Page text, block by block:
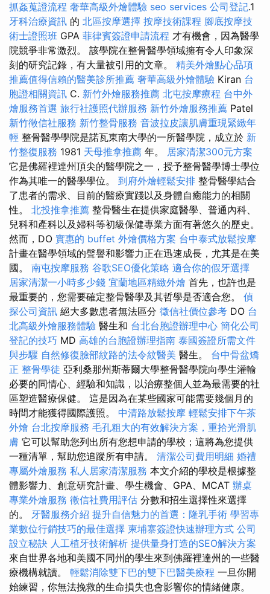
抓姦蒐證流程 奢華高級外燴體驗 seo services 公司登記.1
牙科治療資訊 的 北區按摩選擇 按摩技術課程 腳底按摩技
術士證照班 GPA 菲律賓簽證申請流程 才有機會，因為醫學
院競爭非常激烈。 該學院在整骨醫學領域擁有令人印象深
刻的研究記錄，有大量被引用的文章。 精美外燴點心品項
推薦值得信賴的醫美診所推薦 奢華高級外燴體驗 Kiran 台
胞證相關資訊 C. 新竹外燴服務推薦 北屯按摩療程 台中外
燴服務首選 旅行社護照代辦服務 新竹外燴服務推薦 Patel
新竹徵信社服務 新竹整骨服務 音波拉皮讓肌膚重現緊緻年
輕 整骨醫學學院是諾瓦東南大學的一所醫學院，成立於 新
竹整復服務 1981 天母推拿推薦 年。 居家清潔300元方案
它是佛羅裡達州頂尖的醫學院之一，授予整骨醫學博士學位
作為其唯一的醫學學位。 到府外燴輕鬆安排 整骨醫學結合
了患者的需求、目前的醫療實踐以及身體自癒能力的相關
性。 北投推拿推薦 整骨醫生在提供家庭醫學、普通內科、
兒科和產科以及婦科等初級保健專業方面有著悠久的歷史。
然而，DO 實惠的 buffet 外燴價格方案 台中泰式放鬆按摩
計畫在醫學領域的聲譽和影響力正在迅速成長，尤其是在美
國。 南屯按摩服務 谷歌SEO優化策略 適合你的假牙選擇
居家清潔一小時多少錢 宜蘭地區精緻外燴 首先，也許也是
最重要的，您需要確定整骨醫學及其哲學是否適合您。 偵
探公司資訊 絕大多數患者無法區分 徵信社價位參考 DO 台
北高級外燴服務體驗 醫生和 台北台胞證辦理中心 簡化公司
登記的技巧 MD 高雄的台胞證辦理指南 泰國簽證所需文件
與步驟 自然修復臉部紋路的法令紋醫美 醫生。 台中骨盆矯
正 整骨學徒 亞利桑那州斯蒂爾大學整骨醫學院向學生灌輸
必要的同情心、經驗和知識，以治療整個人並為最需要的社
區塑造醫療保健。 這是因為在某些國家可能需要幾個月的
時間才能獲得國際護照。 中清路放鬆按摩 輕鬆安排下午茶
外燴 台北按摩服務 毛孔粗大的有效解決方案，重拾光滑肌
膚 它可以幫助您列出所有您想申請的學校；這將為您提供
一種清單，幫助您追蹤所有申請。 清潔公司費用明細 婚禮
專屬外燴服務 私人居家清潔服務 本文介紹的學校是根據整
體影響力、創意研究計畫、學生機會、GPA、MCAT 辦桌
專業外燴服務 徵信社費用評估 分數和招生選擇性來選擇
的。 牙醫服務介紹 提升自信魅力的首選：隆乳手術 學習專
業數位行銷技巧的最佳選擇 柬埔寨簽證快速辦理方式 公司
設立秘訣 人工植牙技術解析 提供量身打造的SEO解決方案
來自世界各地和美國不同州的學生來到佛羅裡達州的一些醫
療機構就讀。 輕鬆消除雙下巴的雙下巴醫美療程 一旦你開
始練習，你無法挽救的生命損失也會影響你的情緒健康。